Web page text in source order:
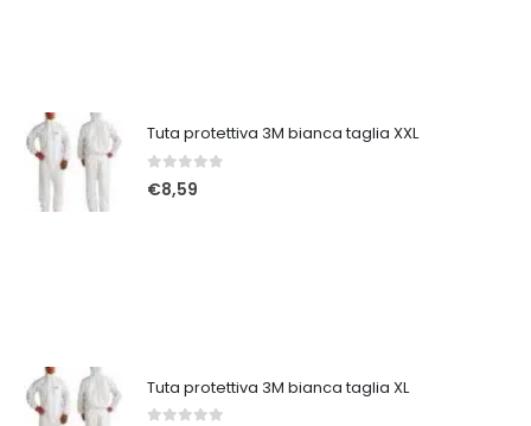
Tuta protettiva 3M bianca taglia XXL
Su 5
€8,59
Tuta protettiva 3M bianca taglia XL